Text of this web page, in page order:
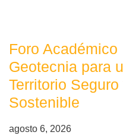
Foro Académico
Geotecnia para
Territorio Seguro
Sostenible
agosto 6, 2026